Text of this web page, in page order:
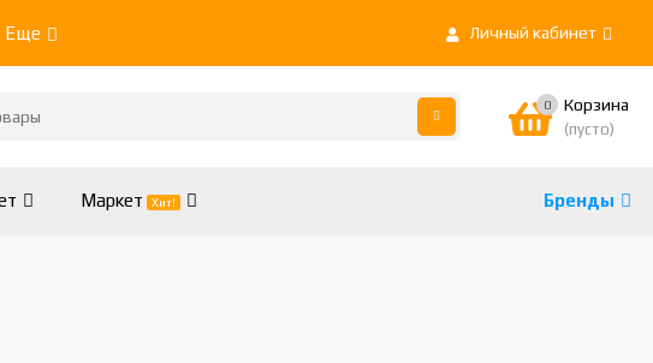
Личный кабинет
Еще
0 Корзина
(пусто)
Бренды
Маркет Хит!